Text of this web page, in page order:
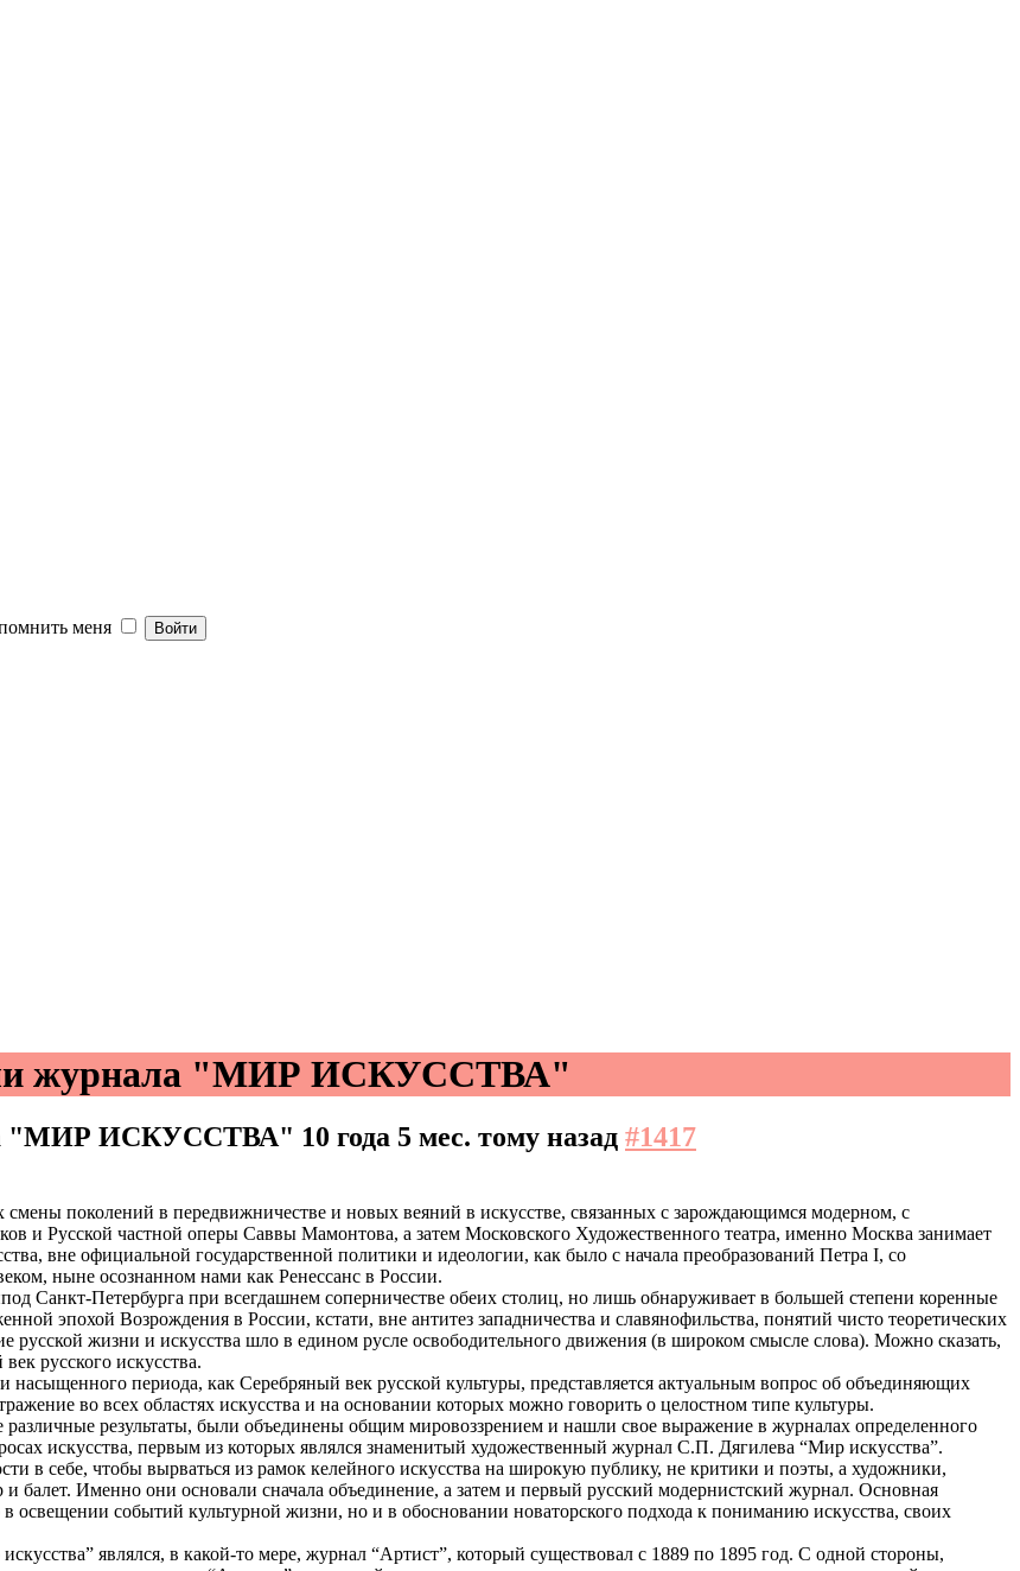
меня
журнала "МИР ИСКУССТВА"
"МИР ИСКУССТВА" 10 года 5 мес. тому назад #1417
поколений в передвижничестве и новых веяний в искусстве, связанных с зарождающимся модерном, с
и Русской частной оперы Саввы Мамонтова, а затем Московского Художественного театра, именно Москва занимает
вне официальной государственной политики и идеологии, как было с начала преобразований Петра I, со
ныне осознанном нами как Ренессанс в России.
Санкт-Петербурга при всегдашнем соперничестве обеих столиц, но лишь обнаруживает в большей степени коренные
эпохой Возрождения в России, кстати, вне антитез западничества и славянофильства, понятий чисто теоретических
русской жизни и искусства шло в едином русле освободительного движения (в широком смысле слова). Можно сказать,
русского искусства.
насыщенного периода, как Серебряный век русской культуры, представляется актуальным вопрос об объединяющих
во всех областях искусства и на основании которых можно говорить о целостном типе культуры.
результаты, были объединены общим мировоззрением и нашли свое выражение в журналах определенного
искусства, первым из которых являлся знаменитый художественный журнал С.П. Дягилева “Мир искусства”.
в себе, чтобы вырваться из рамок келейного искусства на широкую публику, не критики и поэты, а художники,
балет. Именно они основали сначала объединение, а затем и первый русский модернистский журнал. Основная
в освещении событий культурной жизни, но и в обосновании новаторского подхода к пониманию искусства, своих
являлся, в какой-то мере, журнал “Артист”, который существовал с 1889 по 1895 год. С одной стороны,